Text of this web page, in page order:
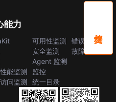
能力
能监测
问监测
可用性监测
安全监测
Agent 监测
监控
统一目录
错误中心
故障中心